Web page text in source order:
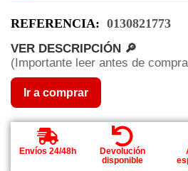
REFERENCIA: 0130821773
VER DESCRIPCIÓN 🔎
(Importante leer antes de
Ir a comprar
Envíos 24/48h
Devolución
disponible